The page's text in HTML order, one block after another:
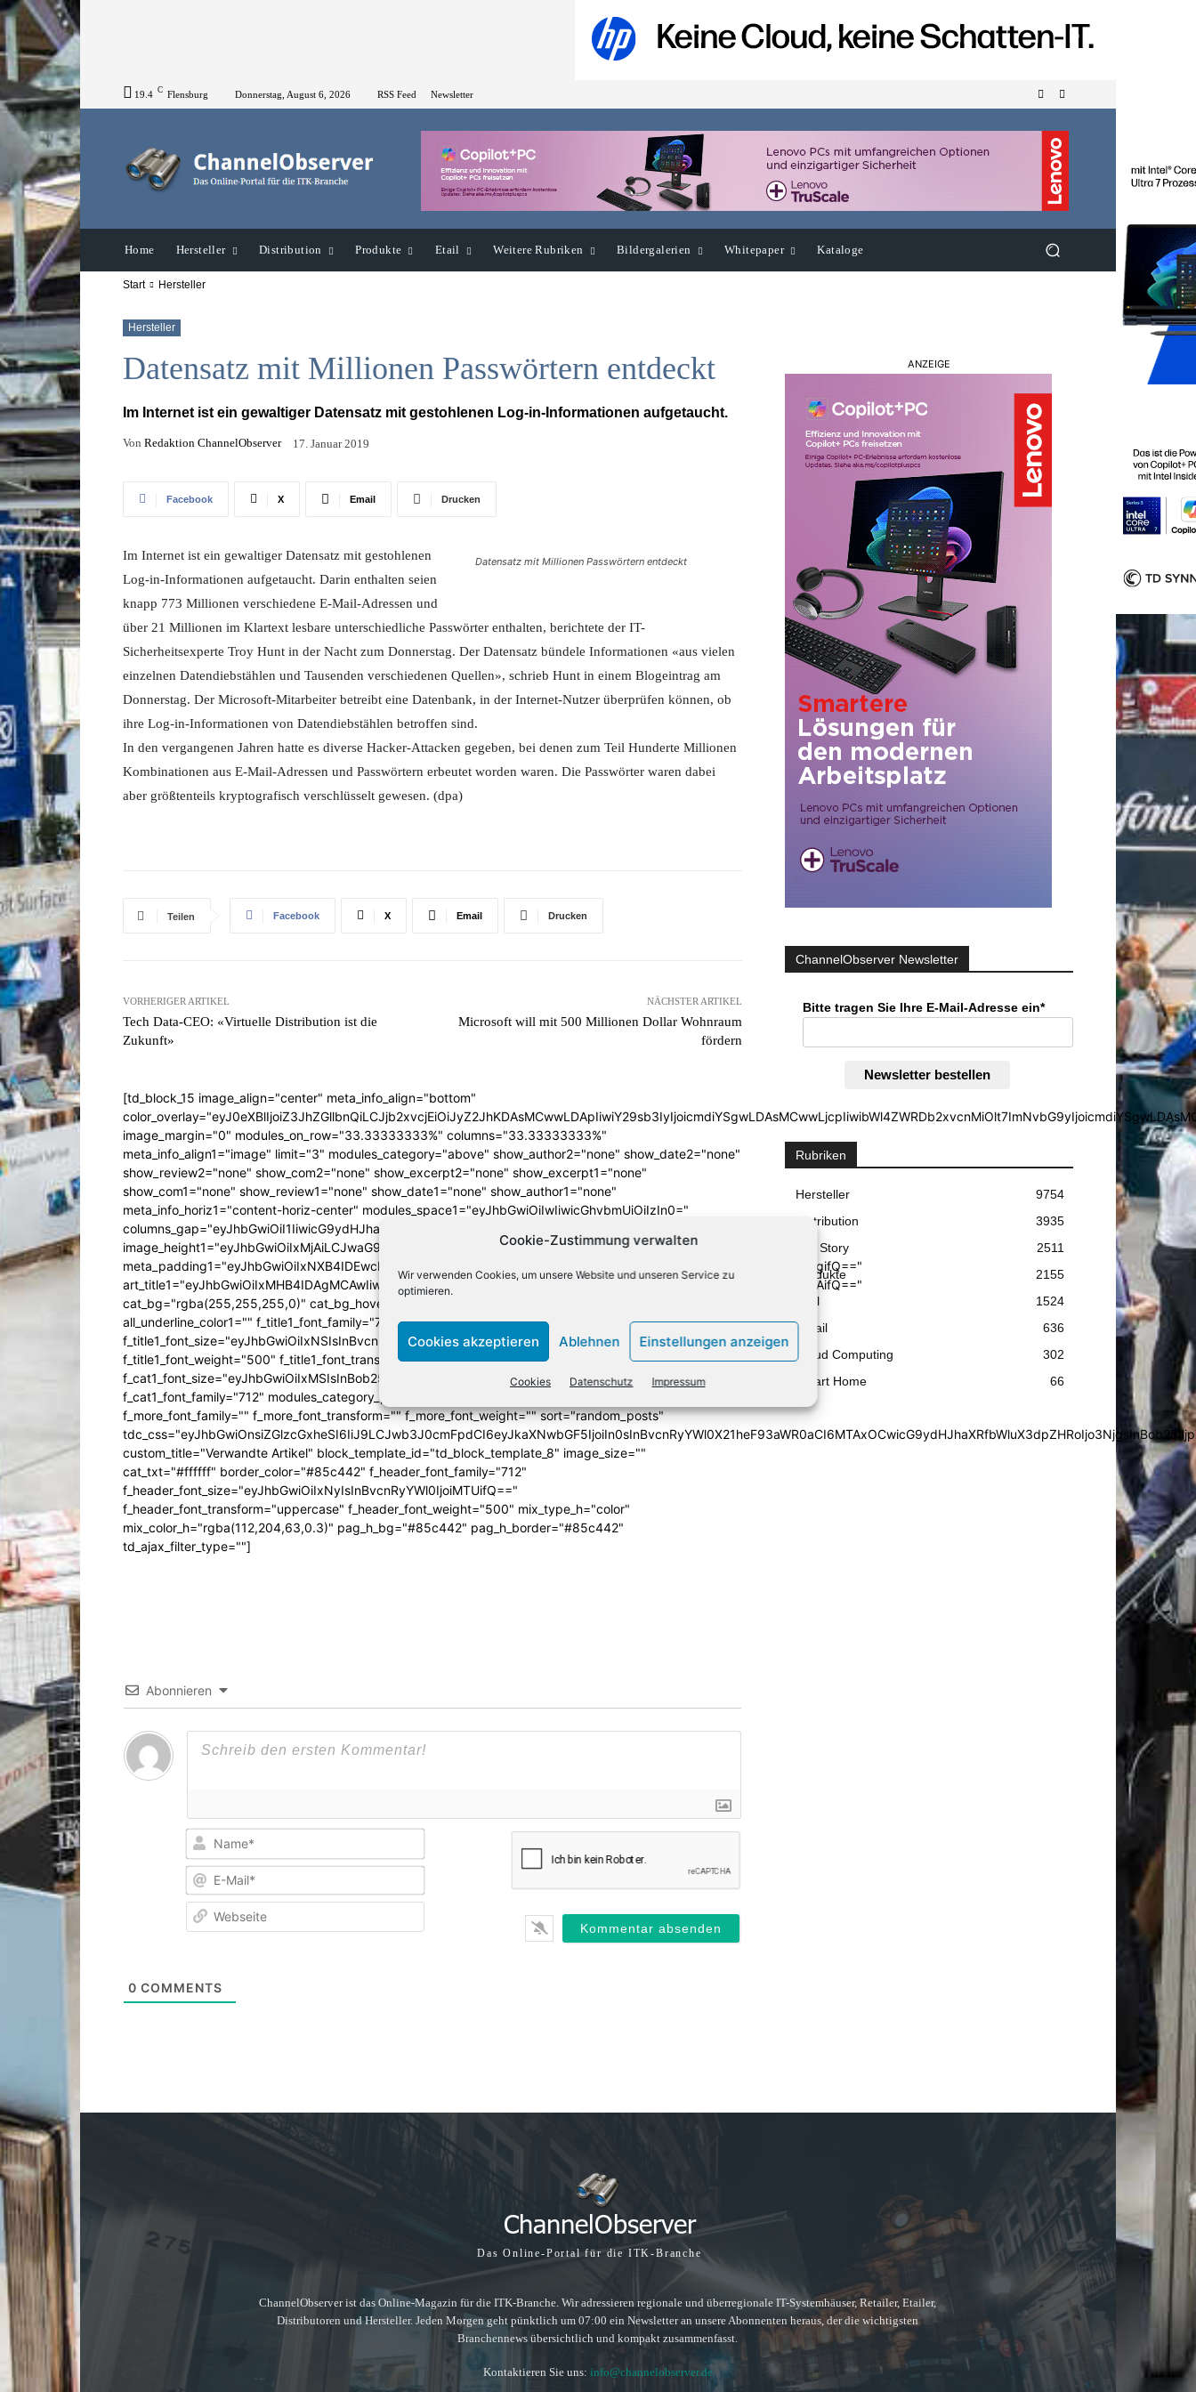
Cookie-Zustimmung verwalten
Wir verwenden Cookies, um unsere Website und unseren Service zu
optimieren.
Cookies akzeptieren Ablehnen Einstellungen anzeigen
Cookies Datenschutz Impressum
19.4 C Flensburg Donnerstag, August 6, 2026 RSS Feed Newsletter
Home Hersteller Distribution Produkte Etail Weitere Rubriken Bildergalerien Whitepaper Kataloge
Start Hersteller
Hersteller
Datensatz mit Millionen Passwörtern entdeckt
Im Internet ist ein gewaltiger Datensatz mit gestohlenen Log-in-Informationen aufgetaucht.
Von Redaktion ChannelObserver 17. Januar 2019
Facebook X Email Drucken
Datensatz mit Millionen Passwörtern entdeckt
Im Internet ist ein gewaltiger Datensatz mit gestohlenen
Log-in-Informationen aufgetaucht. Darin enthalten seien
knapp 773 Millionen verschiedene E-Mail-Adressen und
über 21 Millionen im Klartext lesbare unterschiedliche Passwörter enthalten, berichtete der IT-
Sicherheitsexperte Troy Hunt in der Nacht zum Donnerstag. Der Datensatz bündele Informationen «aus vielen
einzelnen Datendiebstählen und Tausenden verschiedenen Quellen», schrieb Hunt in einem Blogeintrag am
Donnerstag. Der Microsoft-Mitarbeiter betreibt eine Datenbank, in der Internet-Nutzer überprüfen können, ob
ihre Log-in-Informationen von Datendiebstählen betroffen sind.
In den vergangenen Jahren hatte es diverse Hacker-Attacken gegeben, bei denen zum Teil Hunderte Millionen
Kombinationen aus E-Mail-Adressen und Passwörtern erbeutet worden waren. Die Passwörter waren dabei
aber größtenteils kryptografisch verschlüsselt gewesen. (dpa)
Teilen Facebook X Email Drucken
VORHERIGER ARTIKEL
Tech Data-CEO: «Virtuelle Distribution ist die
Zukunft»
NÄCHSTER ARTIKEL
Microsoft will mit 500 Millionen Dollar Wohnraum
fördern
[td_block_15 image_align="center" meta_info_align="bottom"
image_margin="0" modules_on_row="33.33333333%" columns="33.33333333%"
meta_info_align1="image" limit="3" modules_category="above" show_author2="none" show_date2="none"
show_review2="none" show_com2="none" show_excerpt2="none" show_excerpt1="none"
show_com1="none" show_review1="none" show_date1="none" show_author1="none"
meta_info_horiz1="content-horiz-center" modules_space1="eyJhbGwiOiIwIiwicGhvbmUiOiIzIn0="
columns_gap="eyJhbGwiOiI1IiwicG9ydHJhaXQiOiIzIiwibGFuZHNjYXBlIjoiNCIsInBob25lIjoiMCJ9"
image_height1="eyJhbGwiOiIxMjAiLCJwaG9uZSI6IjExMCJ9"
meta_padding1="eyJhbGwiOiIxNXB4IDEwcHgiLCJwb3J0cmFpdCI6IjEwcHggNXB4IiwibGFuZHNjYXBlIjoiMTJweCA4cHgifQ=="
art_title1="eyJhbGwiOiIxMHB4IDAgMCAwIiwicG9ydHJhaXQiOiI2cHggMCAwIDAiLCJsYW5kc2NhcGUiOiI4cHggMCAwIDAifQ=="
cat_bg="rgba(255,255,255,0)" cat_bg_hover="rgba(255,255,255,0)" title_txt="#ffffff"
all_underline_color1="" f_title1_font_family="712" f_title1_font_line_height="1.2"
f_title1_font_size="eyJhbGwiOiIxNSIsInBvcnRyYWl0IjoiMTEiLCJwaG9uZSI6IjE3In0="
f_title1_font_weight="500" f_title1_font_transform="" f_cat1_font_transform="uppercase"
f_cat1_font_size="eyJhbGwiOiIxMSIsInBob25lIjoiMTMifQ==" f_cat1_font_weight="500"
f_cat1_font_family="712" modules_category_padding1="0" category_id="_current_cat" ajax_pagination=""
f_more_font_family="" f_more_font_transform="" f_more_font_weight="" sort="random_posts"
custom_title="Verwandte Artikel" block_template_id="td_block_template_8" image_size=""
cat_txt="#ffffff" border_color="#85c442" f_header_font_family="712"
f_header_font_size="eyJhbGwiOiIxNyIsInBvcnRyYWl0IjoiMTUifQ=="
f_header_font_transform="uppercase" f_header_font_weight="500" mix_type_h="color"
mix_color_h="rgba(112,204,63,0.3)" pag_h_bg="#85c442" pag_h_border="#85c442"
td_ajax_filter_type=""]
Abonnieren
Name*
E-
0 COMMENTS
ANZEIGE
ChannelObserver Newsletter
Bitte tragen Sie Ihre E-Mail-Adresse ein*
Newsletter bestellen
Rubriken
Hersteller
9754
Distribution
3935
Top Story
2511
Produkte
2155
Etail
1524
Retail
636
Cloud Computing
302
Smart Home
66
Das Online-Portal für die ITK-Branche
ChannelObserver ist das Online-Magazin für die ITK-Branche. Wir adressieren regionale und überregionale IT-Systemhäuser, Retailer, Etailer,
Distributoren und Hersteller. Jeden Morgen geht pünktlich um 07:00 ein Newsletter an unsere Abonnenten heraus, der die wichtigsten
Branchennews übersichtlich und kompakt zusammenfasst.
Kontaktieren Sie uns: info@channelobserver.de